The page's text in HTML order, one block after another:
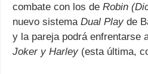
combate con los de Robin
nuevo sistema Dual Play de
y la pareja podrá enfrentarse
Joker y Harley (esta última,